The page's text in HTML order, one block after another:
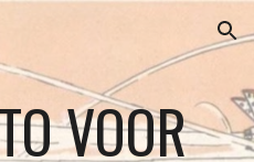
Skip to navigation
VOOR